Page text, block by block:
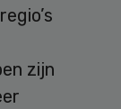
zijn